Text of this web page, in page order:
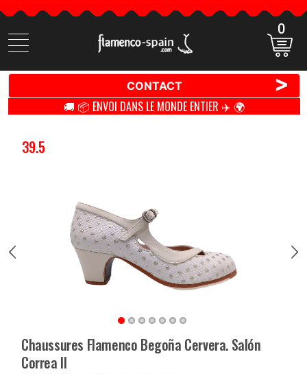
Cherchez
des
0
CONTACT >
🚚 📦 ENVOI DANS LE MONDE ENTIER ✈️ 🌍
39.5
Chaussures Flamenco Begoña Cervera. Salón
Correa II